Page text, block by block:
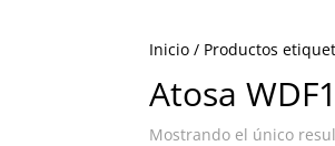
Inicio / Productos
Atosa
Mostrando el único